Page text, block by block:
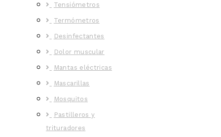
Tensiómetros
Termómetros
Desinfectantes
Dolor muscular
Mantas eléctricas
Mascarillas
Mosquitos
Pastilleros y
trituradores